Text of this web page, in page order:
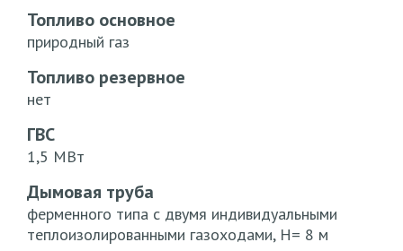
Топливо основное
природный газ
Топливо резервное
нет
ГВС
1,5 МВт
Дымовая труба
ферменного типа с двумя индивидуальными
теплоизолированными газоходами, Н= 8 м